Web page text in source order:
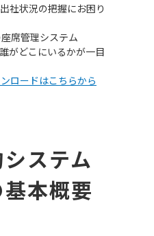
社状況の把握にお困り
席管理システム
がどこにいるかが一目
ロードはこちらから
ステム
本概要